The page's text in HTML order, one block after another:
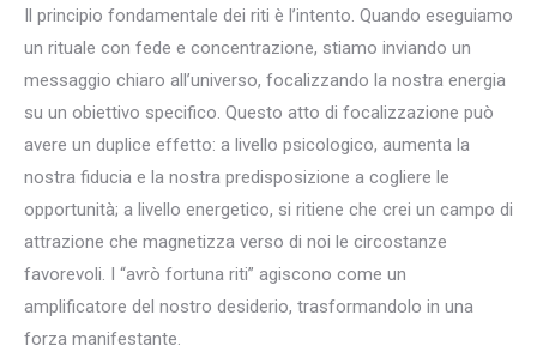
Il principio fondamentale dei riti è l’intento. Quando eseguiamo
un rituale con fede e concentrazione, stiamo inviando un
messaggio chiaro all’universo, focalizzando la nostra energia
su un obiettivo specifico. Questo atto di focalizzazione può
avere un duplice effetto: a livello psicologico, aumenta la
nostra fiducia e la nostra predisposizione a cogliere le
opportunità; a livello energetico, si ritiene che crei un campo di
attrazione che magnetizza verso di noi le circostanze
favorevoli. I “avrò fortuna riti” agiscono come un
amplificatore del nostro desiderio, trasformandolo in una
forza manifestante.